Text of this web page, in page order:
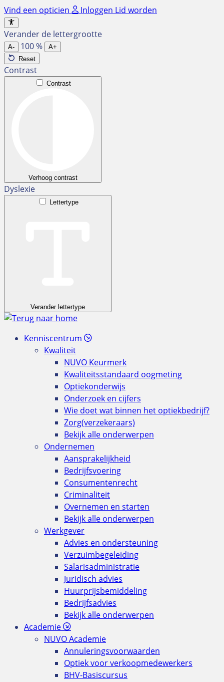
Ga
naar
de
inhoud
Vind een opticien Inloggen Lid worden
Verander de lettergrootte
A- 100%
A+
Reset
Contrast
Contrast
Verhoog contrast
Dyslexie
Lettertype
Verander lettertype
Kenniscentrum
Kwaliteit
NUVO Keurmerk
Kwaliteitsstandaard oogmeting
Optiekonderwijs
Onderzoek en cijfers
Wie doet wat binnen het optiekbedrijf?
Zorg(verzekeraars)
Bekijk alle onderwerpen
Ondernemen
Aansprakelijkheid
Bedrijfsvoering
Consumentenrecht
Criminaliteit
Overnemen en starten
Bekijk alle onderwerpen
Werkgever
Advies en ondersteuning
Verzuimbegeleiding
Salarisadministratie
Juridisch advies
Huurprijsbemiddeling
Bedrijfsadvies
Bekijk alle onderwerpen
Academie
NUVO Academie
Annuleringsvoorwaarden
Optiek voor verkoopmedewerkers
BHV-Basiscursus